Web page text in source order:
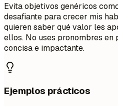
Evita objetivos genéricos
desafiante para crecer mis
quieren saber qué valor les
ellos. No uses pronombres en
concisa e impactante.
Ejemplos prácticos